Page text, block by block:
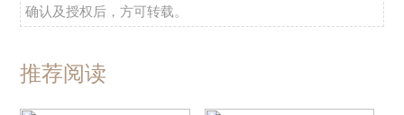
确认及授权后，方可转载。
推荐阅读